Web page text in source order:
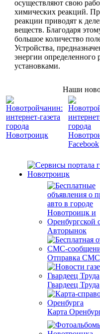
осуществляют свою
химических реакций.
реакции приводят к
веществ. Благодаря
большое количество
Устройства,
энергии
установками.
Наши
Авторынок
Отправка СМС
Гвардеец Труда
Карта